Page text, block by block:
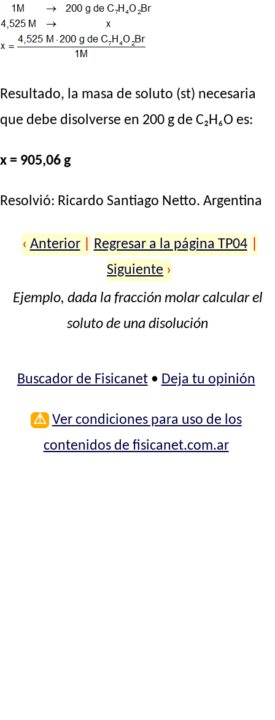
Resultado, la masa de soluto (st) necesaria
que debe disolverse en 200 g de C₂H₆O es:
x = 905,06 g
Resolvió: Ricardo Santiago Netto. Argentina
‹ Anterior Regresar a la página TP04
Siguiente ›
Ejemplo, dada la fracción molar calcular el
soluto de una disolución
Buscador de Fisicanet• Deja tu opinión
⚠ Ver condiciones para uso de los
contenidos de fisicanet.com.ar